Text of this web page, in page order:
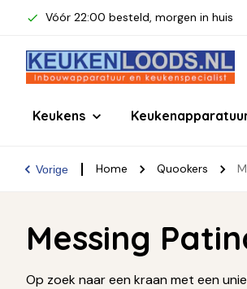
Vóór 22:00 besteld, morgen in huis
Keukens
Vorige Home Quookers
Messing
Op zoek naar een kraan met een